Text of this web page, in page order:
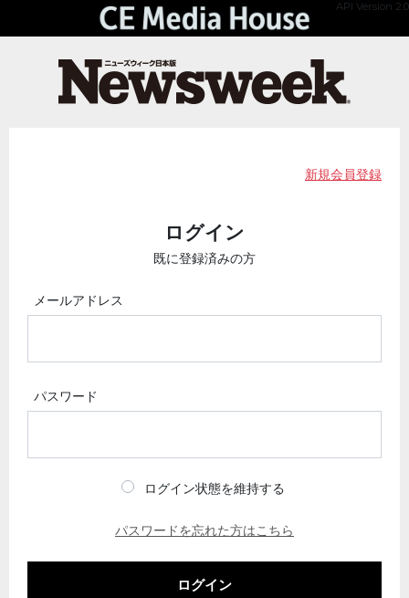
API Version 2.0
新規会員登録
ログイン
既に登録済みの方
メールアドレス
パスワード
ログイン状態を維持する
パスワードを忘れた方はこちら
ログイン